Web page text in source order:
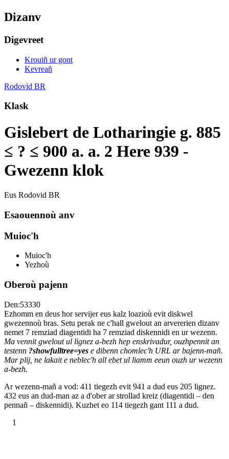
Dizanv
Digevreet
Krouiñ ur gont
Kevreañ
Rodovid BR
Klask
Gislebert de Lotharingie g. 885
≤ ? ≤ 900 a. a. 2 Here 939 -
Gwezenn klok
Eus Rodovid BR
Esaouennoù anv
Muioc'h
Muioc'h
Yezhoù
Oberoù pajenn
Den:53330
Ezhomm en deus hor servijer eus kalz loazioù evit diskwel
gwezennoù bras. Setu perak ne c'hall gwelout an arvererien dizanv
nemet 7 remziad diagentidi ha 7 remziad diskennidi en ur wezenn.
Ma vennit gwelout ul lignez a-bezh hep enskrivadur, ouzhpennit an
testenn ?showfulltree=yes e dibenn chomlec'h URL ar bajenn-mañ.
Mar plij, ne lakait e neblec'h all ebet ul liamm eeun ouzh ur wezenn
a-bezh.
Ar wezenn-mañ a vod: 411 tiegezh evit 941 a dud eus 205 lignez.
432 eus an dud-man az a d'ober ar strollad kreiz (diagentidi – den
pennañ – diskennidi). Kuzhet eo 114 tiegezh gant 111 a dud.
1